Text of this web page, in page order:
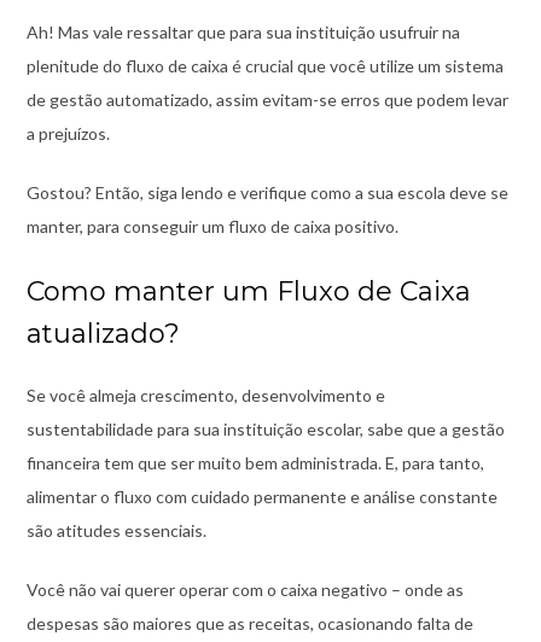
Ah! Mas vale ressaltar que para sua instituição usufruir na
plenitude do fluxo de caixa é crucial que você utilize um sistema
de gestão automatizado, assim evitam-se erros que podem levar
a prejuízos.
Gostou? Então, siga lendo e verifique como a sua escola deve se
manter, para conseguir um fluxo de caixa positivo.
Como manter um Fluxo de Caixa
atualizado?
Se você almeja crescimento, desenvolvimento e
sustentabilidade para sua instituição escolar, sabe que a gestão
financeira tem que ser muito bem administrada. E, para tanto,
alimentar o fluxo com cuidado permanente e análise constante
são atitudes essenciais.
Você não vai querer operar com o caixa negativo – onde as
despesas são maiores que as receitas, ocasionando falta de